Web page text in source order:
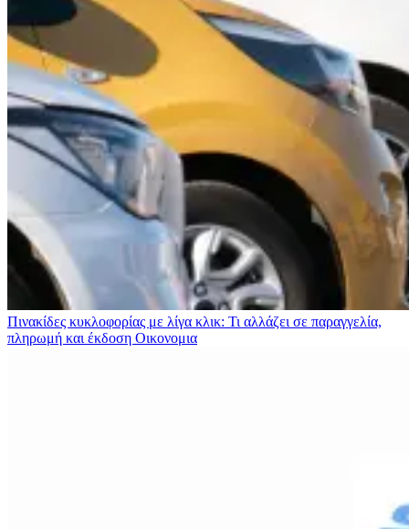
Πινακίδες κυκλοφορίας με λίγα κλικ: Τι αλλάζει σε παραγγελία,
πληρωμή και έκδοση Οικονομια